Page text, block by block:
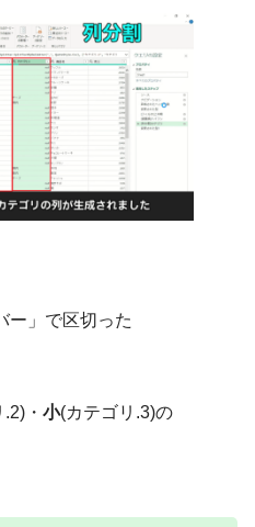
ー」で区切った
・ 小(カテゴリ.3)の